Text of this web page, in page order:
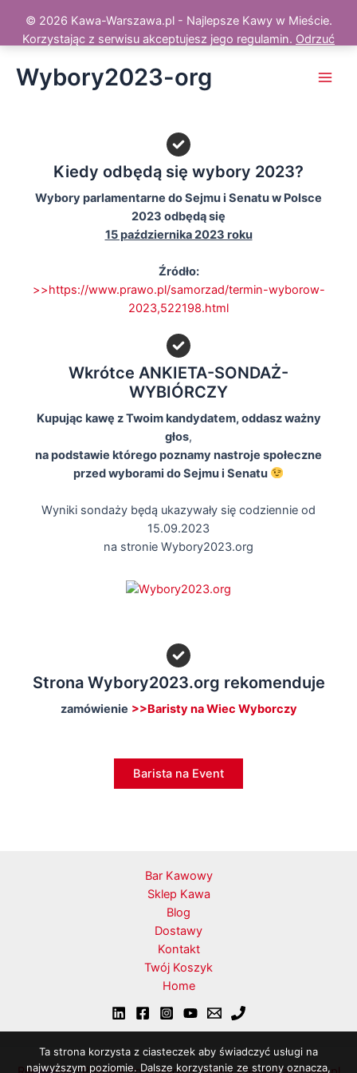
© 2026 Kawa-Warszawa.pl - Najlepsze Kawy w Mieście.
Korzystając z serwisu akceptujesz jego regulamin. Odrzuć
content
Wybory2023-org
Kiedy odbędą się wybory 2023?
Wybory parlamentarne do Sejmu i Senatu w Polsce
2023 odbędą się
15 października 2023 roku
Źródło:
>>https://www.prawo.pl/samorzad/termin-wyborow-
2023,522198.html
Wkrótce ANKIETA-SONDAŻ-
WYBIÓRCZY
Kupując kawę z Twoim kandydatem, oddasz ważny
głos,
na podstawie którego poznamy nastroje społeczne
przed wyborami do Sejmu i Senatu
Wyniki sondaży będą ukazywały się codziennie od
15.09.2023
na stronie Wybory2023.org
Strona Wybory2023.org rekomenduje
zamówienie >>Baristy na Wiec Wyborczy
Barista na Event
Bar Kawowy
Sklep Kawa
Blog
Dostawy
Kontakt
Twój Koszyk
Home
Ta strona korzysta z ciasteczek aby świadczyć usługi na
najwyższym poziomie. Dalsze korzystanie ze strony oznacza,